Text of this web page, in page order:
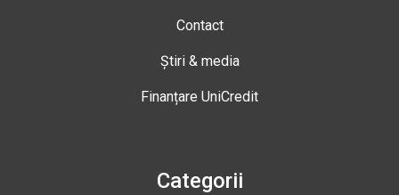
Contact
Știri & media
Finanțare UniCredit
Categorii